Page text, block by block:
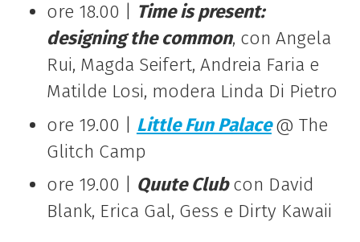
ore 18.00 |
Time is present:
designing the common, con Angela
Rui, Magda Seifert, Andreia Faria e
Matilde Losi, modera Linda Di Pietro
ore 19.00 | Little Fun Palace @ The
Glitch Camp
ore 19.00 | Quute Clubcon David
Blank, Erica Gal, Gess e Dirty Kawaii